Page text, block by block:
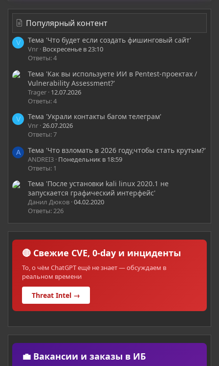
Популярный контент
V Тема 'Что будет если создать фишинговый сайт'
Vnr Воскресенье в 23:10
Ответы: 4
Тема 'Как вы используете ИИ в Pentest-проектах /
Vulnerability Assessment?'
Trager 12.07.2026
Ответы: 4
V Тема 'Украли контакты багом телеграм'
Vnr 26.07.2026
Ответы: 7
A Тема 'Что взломать в 2026 году,чтобы стать крутым?'
ANDREI3 Понедельник в 18:59
Ответы: 1
Тема 'После установки kali linux 2020.1 не
запускается графический интерфейс'
Данил Дюков 04.02.2020
Ответы: 226
🔴 Свежие CVE, 0-day и инциденты
То, о чём ChatGPT ещё не знает — обсуждаем в
реальном времени
Threat Intel →
💼 Вакансии и заказы в ИБ